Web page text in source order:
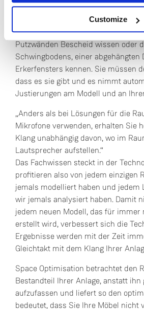
Customize
Für die Anwendung der Space
braucht es kein Expertenwissen.
die akustischen Eigenschaften von
Putzwänden Bescheid wissen oder
Schwingbodens, einer abgehängten
Erkerfensters kennen. Sie müssen
dass es sie gibt und es nimmt
Justierungen am Modell und an
„Anders als bei Lösungen für die
Mikrofone verwenden, erhalten Sie
Klang unabhängig davon, wo im
Lautsprecher aufstellen.“
Das Fachwissen steckt in der
profitieren also von jedem einzigen
jemals modelliert haben und jedem
wir jemals analysiert haben. Damit
jedem neuen Modell, das für immer
erstellt wird, verbessert sich die
Ergebnisse werden mit der Zeit
Gleichtakt mit dem Klang Ihrer
Space Optimisation betrachtet den
Bestandteil Ihrer Anlage, anstatt ihn
aufzufassen und liefert so den
bedeutet, dass Sie Ihre Möbel nicht